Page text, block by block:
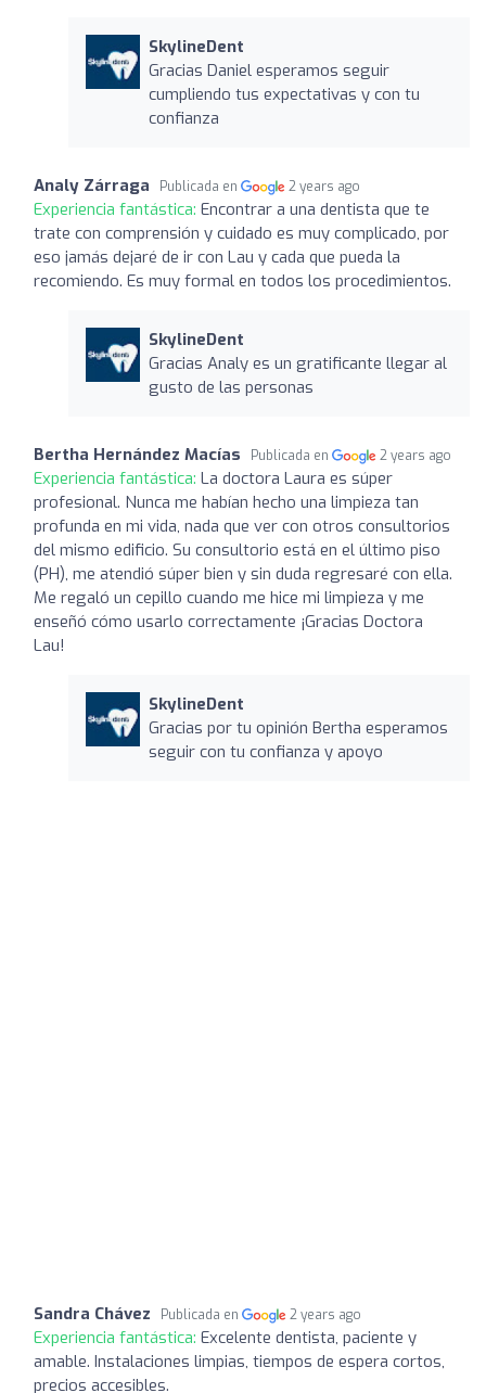
SkylineDent
Gracias Daniel esperamos seguir
cumpliendo tus expectativas y con tu
confianza
Analy Zárraga Publicada en 2 years ago
Experiencia fantástica: Encontrar a una dentista que te
trate con comprensión y cuidado es muy complicado, por
eso jamás dejaré de ir con Lau y cada que pueda la
recomiendo. Es muy formal en todos los procedimientos.
SkylineDent
Gracias Analy es un gratificante llegar al
gusto de las personas
Bertha Hernández Macías Publicada en 2 years ago
Experiencia fantástica: La doctora Laura es súper
profesional. Nunca me habían hecho una limpieza tan
profunda en mi vida, nada que ver con otros consultorios
del mismo edificio. Su consultorio está en el último piso
(PH), me atendió súper bien y sin duda regresaré con ella.
Me regaló un cepillo cuando me hice mi limpieza y me
enseñó cómo usarlo correctamente ¡Gracias Doctora
Lau!
SkylineDent
Gracias por tu opinión Bertha esperamos
seguir con tu confianza y apoyo
Sandra Chávez Publicada en 2 years ago
Experiencia fantástica: Excelente dentista, paciente y
amable. Instalaciones limpias, tiempos de espera cortos,
precios accesibles.